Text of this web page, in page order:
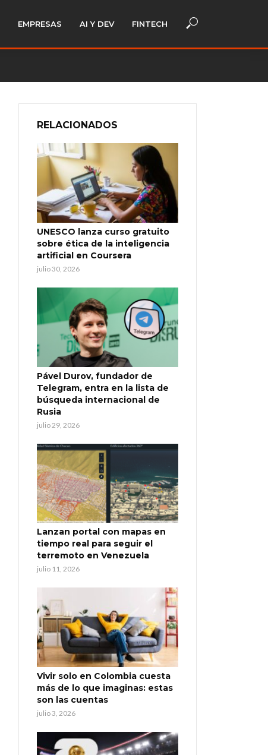
EMPRESAS AI Y DEV FINTECH
RELACIONADOS
UNESCO lanza curso gratuito
sobre ética de la inteligencia
artificial en Coursera
julio 30, 2026
Pável Durov, fundador de
Telegram, entra en la lista de
búsqueda internacional de
Rusia
julio 29, 2026
Lanzan portal con mapas en
tiempo real para seguir el
terremoto en Venezuela
julio 11, 2026
Vivir solo en Colombia cuesta
más de lo que imaginas: estas
son las cuentas
julio 3, 2026